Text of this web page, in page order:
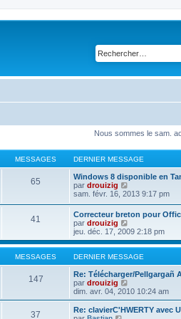
Nous sommes le sam.
MESSAGES DERNIER MESSAGE
65
Windows 8 disponible en
par drouizig
o
u
l
t
e
r
l
d
e
r
n
i
sam. févr. 16, 2013 9:17 pm
41
Correcteur breton pour
par drouizig
o
n
s
u
l
t
r
l
e
jeu. déc. 17, 2009 2:18 pm
MESSAGES DERNIER MESSAGE
147
Re: Télécharger/Pellgargañ
par drouizig
o
n
s
dim. avr. 04, 2010 10:24 am
37
Re: clavierC'HWERTY avec